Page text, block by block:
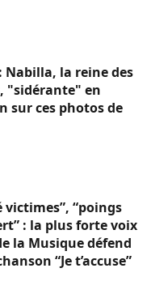
Nabilla, la reine des
"sidérante" en
sur ces photos de
victimes”, “poings
: la plus forte voix
la Musique défend
“Je t’accuse”